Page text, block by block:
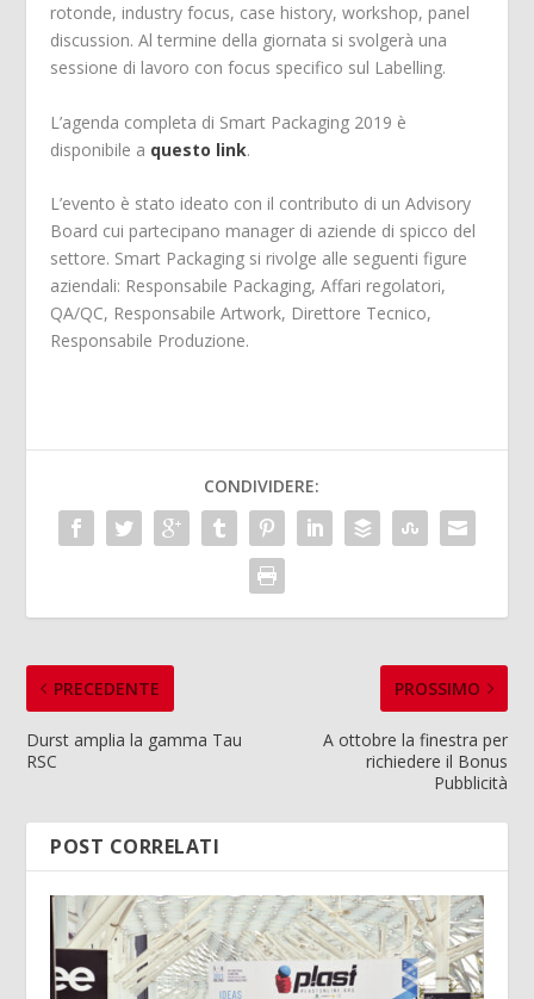
rotonde, industry focus, case history, workshop, panel
discussion. Al termine della giornata si svolgerà una
sessione di lavoro con focus specifico sul Labelling.
L’agenda completa di Smart Packaging 2019 è
disponibile a questo link.
L’evento è stato ideato con il contributo di un Advisory
Board cui partecipano manager di aziende di spicco del
settore. Smart Packaging si rivolge alle seguenti figure
aziendali: Responsabile Packaging, Affari regolatori,
QA/QC, Responsabile Artwork, Direttore Tecnico,
Responsabile Produzione.
CONDIVIDERE:
PRECEDENTE
Durst amplia la gamma Tau
RSC
PROSSIMO
A ottobre la finestra per
richiedere il Bonus
Pubblicità
POST CORRELATI